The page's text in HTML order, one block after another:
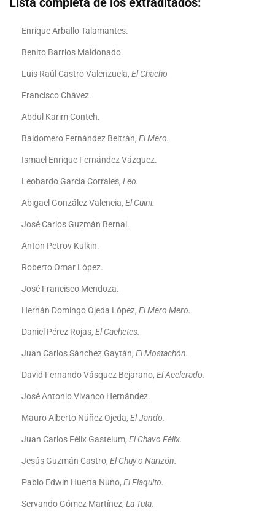
Enrique Arballo Talamantes.
Benito Barrios Maldonado.
Luis Raúl Castro Valenzuela, El Chacho
Francisco Chávez.
Abdul Karim Conteh.
Baldomero Fernández Beltrán, El Mero.
Ismael Enrique Fernández Vázquez.
Leobardo García Corrales, Leo.
Abigael González Valencia, El Cuini.
José Carlos Guzmán Bernal.
Anton Petrov Kulkin.
Roberto Omar López.
José Francisco Mendoza.
Hernán Domingo Ojeda López, El Mero Mero.
Daniel Pérez Rojas, El Cachetes.
Juan Carlos Sánchez Gaytán, El Mostachón.
David Fernando Vásquez Bejarano, El Acelerado.
José Antonio Vivanco Hernández.
Mauro Alberto Núñez Ojeda, El Jando.
Juan Carlos Félix Gastelum, El Chavo Félix.
Jesús Guzmán Castro, El Chuy o Narizón.
Pablo Edwin Huerta Nuno, El Flaquito.
Servando Gómez Martínez, La Tuta.